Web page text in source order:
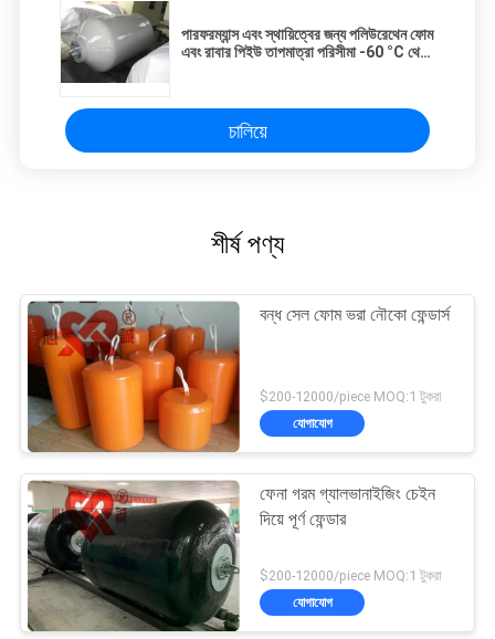
পারফরম্যান্স এবং স্থায়িত্বের জন্য পলিউরেথেন ফোম
এবং রাবার পিইউ তাপমাত্রা পরিসীমা -60 °C থেকে
চালিয়ে
শীর্ষ পণ্য
বন্ধ সেল ফোম ভরা নৌকো ফেন্ডার্স
$200-12000/piece MOQ:1 টুকরা
যোগাযোগ
ফেনা গরম গ্যালভানাইজিং চেইন
দিয়ে পূর্ণ ফেন্ডার
$200-12000/piece MOQ:1 টুকরা
যোগাযোগ